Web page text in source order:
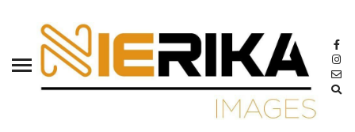
aamtlax
abanderamiento